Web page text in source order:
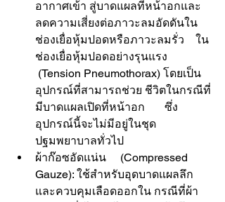
อากาศเข้า สู่บาดแผลที่หน้าอกและ
ลดความเสี่ยงต่อภาวะลมอัดดันใน
ช่องเยื่อหุ้มปอดหรือภาวะลมรั่ว    ใน
ช่องเยื่อหุ้มปอดอย่างรุนแรง
(Tension Pneumothorax) โดยเป็น
อุปกรณ์ที่สามารถช่วย ชีวิตในกรณีที่
มีบาดแผลเปิดที่หน้าอก       ซึ่ง
อุปกรณ์นี้จะไม่มีอยู่ในชุด
ปฐมพยาบาลทั่วไป
ผ้าก๊อซอัดแน่น     (Compressed
Gauze): ใช้สำหรับอุดบาดแผลลึก
และควบคุมเลือดออกใน กรณีที่ผ้า